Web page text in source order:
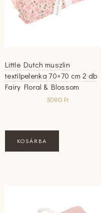
Little Dutch muszlin
textilpelenka 70×70 cm 2 db
Fairy Floral & Blossom
5090 Ft
KOSÁRBA